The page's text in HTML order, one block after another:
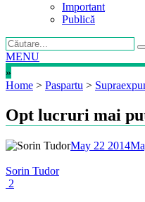
Important
Publică
MENU
»
Home > Paspartu >
Opt lucruri mai
May 22 2014
Sorin Tudor
2